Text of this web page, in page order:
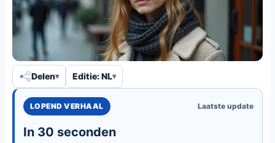
Delen Editie: NL
LOPEND VERHAAL Laatste update
In 30 seconden